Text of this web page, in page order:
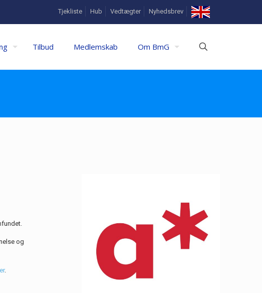
Tjekliste Hub Vedtægter Nyhedsbrev
In
Tilbud Medlemskab Om BmG
og
.